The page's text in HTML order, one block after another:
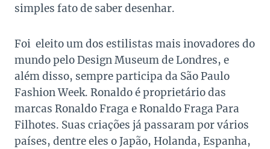
simples fato de saber desenhar.
Foi eleito um dos estilistas mais inovadores do
mundo pelo Design Museum de Londres, e
além disso, sempre participa da São Paulo
Fashion Week. Ronaldo é proprietário das
marcas Ronaldo Fraga e Ronaldo Fraga Para
Filhotes. Suas criações já passaram por vários
países, dentre eles o Japão, Holanda, Espanha,